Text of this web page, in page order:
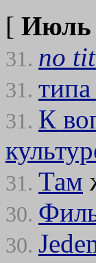
[ Июль
31. no
31.
31. К
31. Там
30.
30.